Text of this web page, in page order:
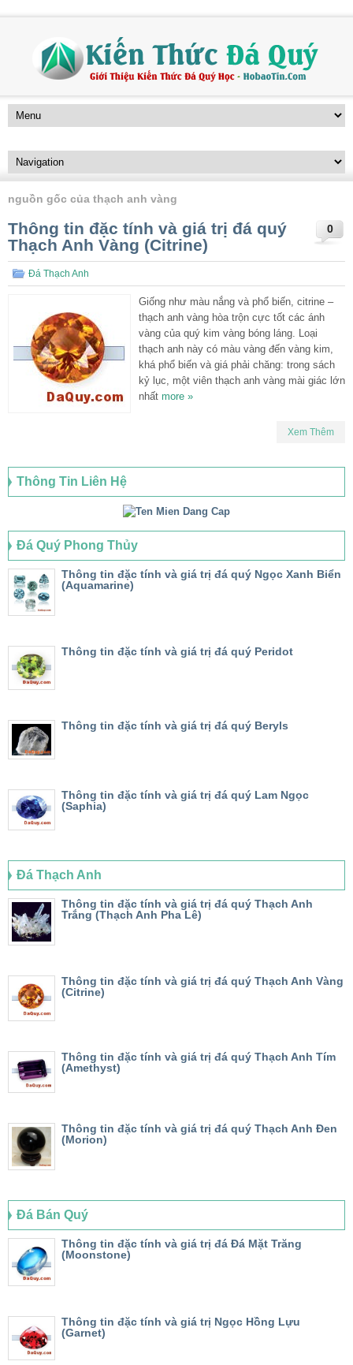
nguồn gốc của thạch anh vàng
0
Thông tin đặc tính và giá trị đá quý
Thạch Anh Vàng (Citrine)
Đá Thạch Anh
Giống như màu nắng và phổ biến, citrine –
thạch anh vàng hòa trộn cực tốt các ánh
vàng của quý kim vàng bóng láng. Loại
thạch anh này có màu vàng đến vàng kim,
khá phổ biến và giá phải chăng: trong sách
kỷ lục, một viên thạch anh vàng mài giác lớn
nhất more »
Xem Thêm
Thông Tin Liên Hệ
Đá Quý Phong Thủy
Thông tin đặc tính và giá trị đá quý Ngọc Xanh Biển
(Aquamarine)
Thông tin đặc tính và giá trị đá quý Peridot
Thông tin đặc tính và giá trị đá quý Beryls
Thông tin đặc tính và giá trị đá quý Lam Ngọc
(Saphia)
Đá Thạch Anh
Thông tin đặc tính và giá trị đá quý Thạch Anh
Trắng (Thạch Anh Pha Lê)
Thông tin đặc tính và giá trị đá quý Thạch Anh Vàng
(Citrine)
Thông tin đặc tính và giá trị đá quý Thạch Anh Tím
(Amethyst)
Thông tin đặc tính và giá trị đá quý Thạch Anh Đen
(Morion)
Đá Bán Quý
Thông tin đặc tính và giá trị đá Đá Mặt Trăng
(Moonstone)
Thông tin đặc tính và giá trị Ngọc Hồng Lựu
(Garnet)